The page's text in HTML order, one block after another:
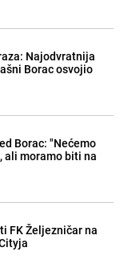
Najodvratnija
Borac osvojio
Borac: "Nećemo
ali moramo biti na
FK Željezničar na